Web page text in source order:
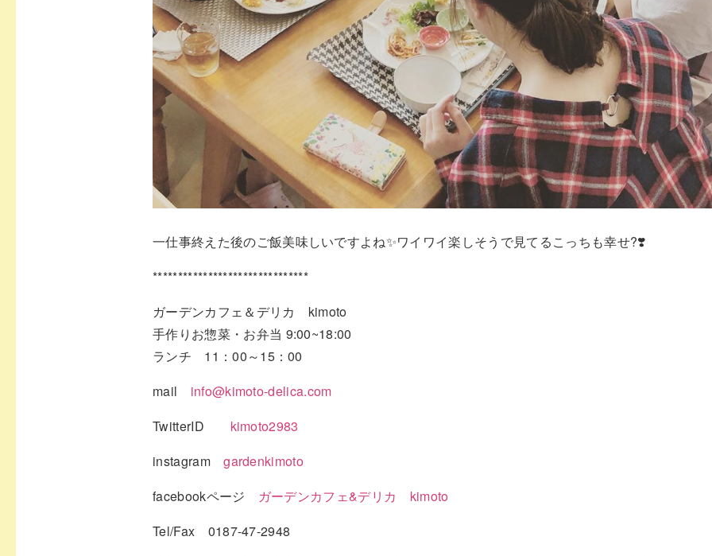
一仕事終えた後のご飯美味しいですよね✨ワイワイ楽しそうで見てるこっちも幸せ?❣️
*******************************
ガーデンカフェ＆デリカ kimoto
手作りお惣菜・お弁当 9:00~18:00
ランチ 11：00～15：00
mail info@kimoto-delica.com
TwitterID kimoto2983
instagramgardenkimoto
facebookページ ガーデンカフェ&デリカ kimoto
Tel/Fax 0187-47-2948